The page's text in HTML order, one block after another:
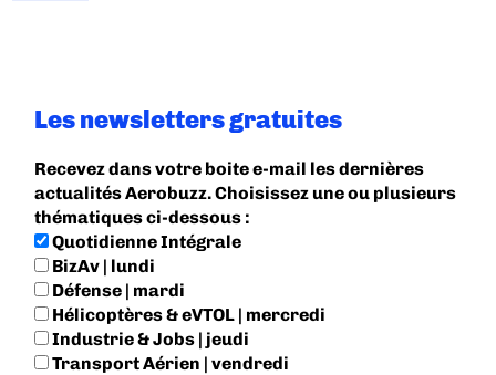
Les newsletters gratuites
Recevez dans votre boite e-mail les dernières
actualités Aerobuzz. Choisissez une ou plusieurs
thématiques ci-dessous :
Quotidienne Intégrale
BizAv | lundi
Défense | mardi
Hélicoptères & eVTOL | mercredi
Industrie & Jobs | jeudi
Transport Aérien | vendredi